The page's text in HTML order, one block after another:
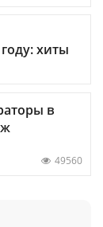
хиты
в
49560